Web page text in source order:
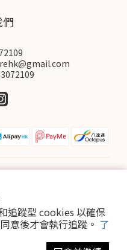
追蹤型 cookies 以確保
意後才會執行追蹤。 了